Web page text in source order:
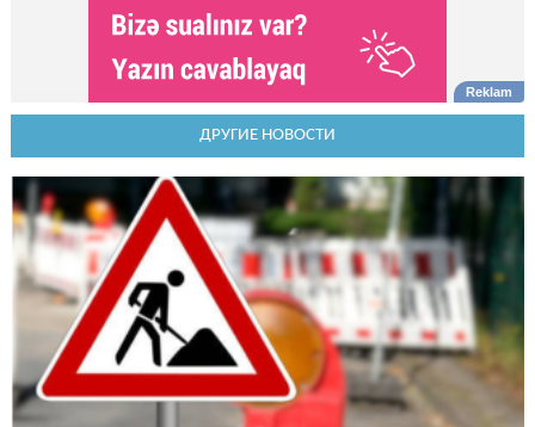
ДРУГИЕ НОВОСТИ